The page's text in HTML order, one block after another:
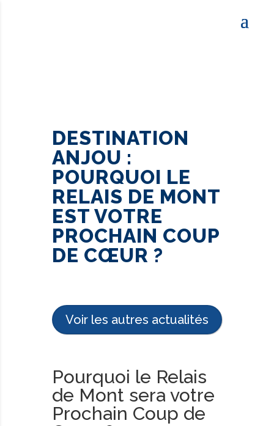
DESTINATION
ANJOU :
POURQUOI LE
RELAIS DE MONT
EST VOTRE
PROCHAIN COUP
DE CŒUR ?
Voir les autres actualités
Pourquoi le Relais
de Mont sera votre
Prochain Coup de